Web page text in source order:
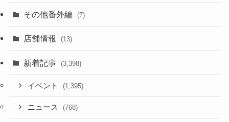
その他番外編 (7)
店舗情報 (13)
新着記事 (3,398)
イベント (1,395)
ニュース (768)